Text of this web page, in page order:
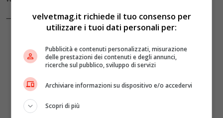
— NowThis Impact (@nowthisimpact)August 6, 2024
velvetmag.it richiede il tuo consenso per
utilizzare i tuoi dati personali per:
Pubblicità e contenuti personalizzati, misurazione
delle prestazioni dei contenuti e degli annunci,
ricerche sul pubblico, sviluppo di servizi
Archiviare informazioni su dispositivo e/o accedervi
Scopri di più